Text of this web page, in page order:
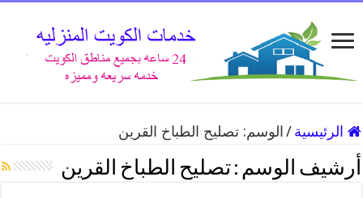
الرئيسية / الوسم:تصليح الطباخ القرين
أرشيف الوسم :تصليح الطباخ القرين